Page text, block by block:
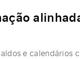
e calendários